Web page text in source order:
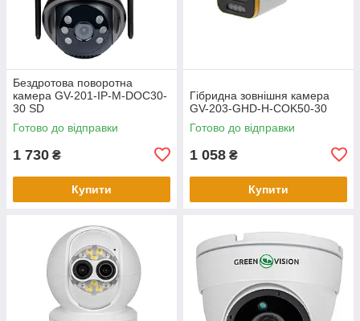
Бездротова поворотна
камера GV-201-IP-M-DOС30-
30 SD
Готово до відправки
1 730 ₴
Купити
Гібридна зовнішня камера
GV-203-GHD-H-СOK50-30
Готово до відправки
1 058 ₴
Купити